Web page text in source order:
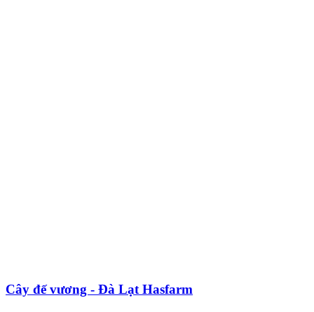
Cây đế vương - Đà Lạt Hasfarm